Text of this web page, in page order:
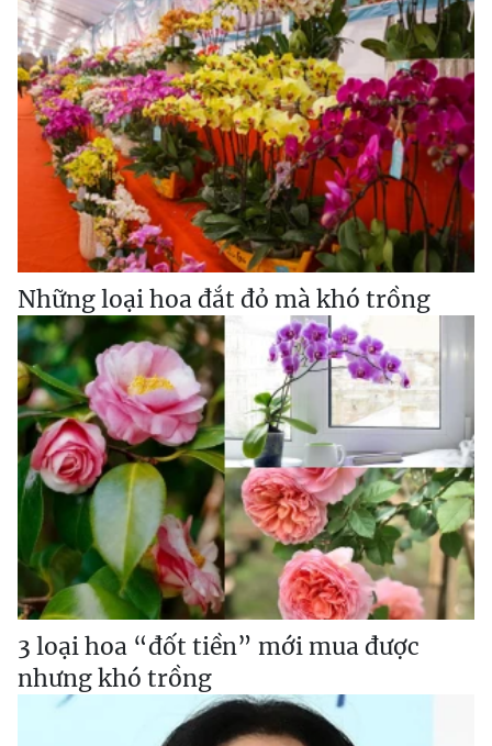
Những loại hoa đắt đỏ mà khó trồng
3 loại hoa “đốt tiền” mới mua được
nhưng khó trồng